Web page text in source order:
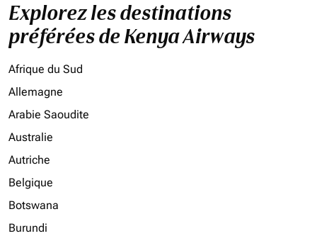
Explorez les destinations
préférées de Kenya Airways
Afrique du Sud
Allemagne
Arabie Saoudite
Australie
Autriche
Belgique
Botswana
Burundi